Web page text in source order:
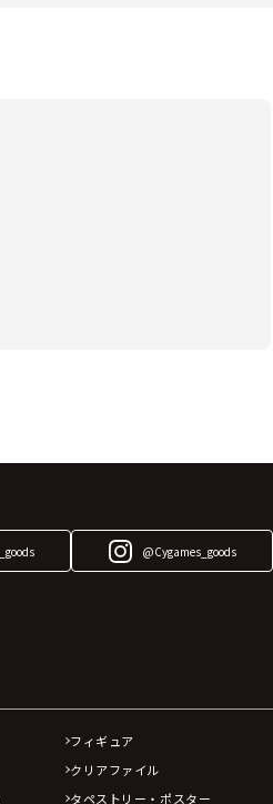
@Cygames_goods
フィギュア
クリアファイル
タペストリー・ポスター